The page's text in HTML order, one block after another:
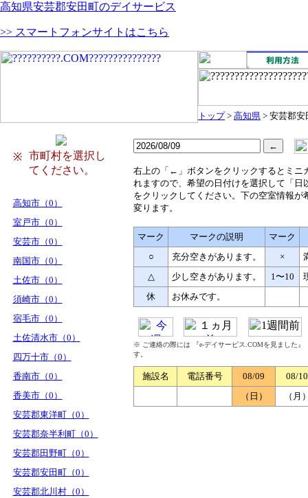
高知県安芸郡安田町のデイサービス
>> スマートフォンサイトはこちら
トップ> 高知県 > 安芸郡安
※
市町村を選択し
てください。
高知市（0）
室戸市（0）
安芸市（0）
南国市（0）
土佐市（0）
須崎市（0）
宿毛市（0）
土佐清水市（0）
四万十市（0）
香南市（0）
香美市（0）
安芸郡東洋町（0）
安芸郡奈半利町（0）
安芸郡田野町（0）
安芸郡安田町（0）
安芸郡北川村（0）
右上の「←」ボタンをクリックするとミニ
れますので、希望の日付けを選択して「日
をクリックしてください。下の空室情報が
変ります。
マーク マークの説明
マーク
○
充分空きがあります。 ×
△
少し空きがあります。 1〜10
休
お休みです。
※ ご連絡の際には 『e-デイサービス.COMを見ました
す。
施設名 電話番号 08/09
08/10
（日）
（月